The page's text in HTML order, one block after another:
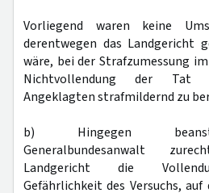
Vorliegend waren keine
derentwegen das Landgericht
wäre, bei der Strafzumessung
Nichtvollendung der Tat
Angeklagten strafmildernd zu
b) Hingegen
Generalbundesanwalt
Landgericht die
Gefährlichkeit des Versuchs,